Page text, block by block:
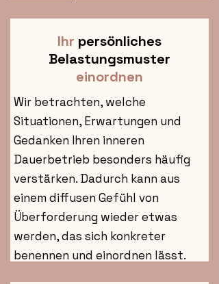
Ihr persönliches
Belastungsmuster
einordnen
Wir betrachten, welche
Situationen, Erwartungen und
Gedanken Ihren inneren
Dauerbetrieb besonders häufig
verstärken. Dadurch kann aus
einem diffusen Gefühl von
Überforderung wieder etwas
werden, das sich konkreter
benennen und einordnen lässt.